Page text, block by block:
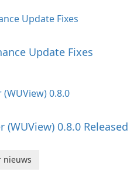
Update Fixes
0.8.0 Released
nieuws